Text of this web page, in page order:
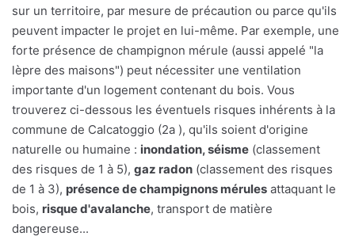
sur un territoire, par mesure de précaution ou parce qu'ils
peuvent impacter le projet en lui-même. Par exemple, une
forte présence de champignon mérule (aussi appelé "la
lèpre des maisons") peut nécessiter une ventilation
importante d'un logement contenant du bois. Vous
trouverez ci-dessous les éventuels risques inhérents à la
commune de Calcatoggio (2a ), qu'ils soient d'origine
naturelle ou humaine : inondation, séisme (classement
des risques de 1 à 5), gaz radon (classement des risques
de 1 à 3), présence de champignons mérules attaquant le
bois, risque d'avalanche, transport de matière
dangereuse...